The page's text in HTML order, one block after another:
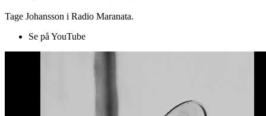
Tage Johansson i Radio Maranata.
Se på YouTube